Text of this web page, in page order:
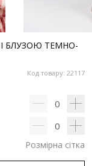
БЛУЗОЮ ТЕМНО-
Код товару: 22117
0
0
Розмірна сітка